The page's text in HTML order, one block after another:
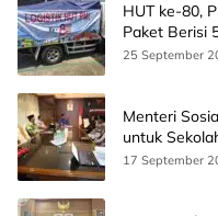
HUT ke-80,
Paket Berisi
25 September
Menteri
untuk
17 September